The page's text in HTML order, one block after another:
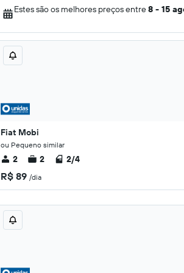
Estes são os melhores preços entre8 - 15
Fiat Mobi
ou Pequeno similar
2 2 2/4
R$ 89 /dia